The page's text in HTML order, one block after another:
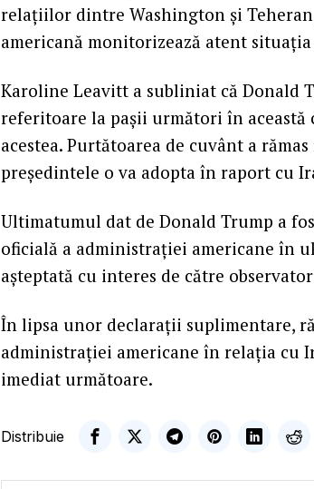
relațiilor dintre Washington și
americană monitorizează atent
Karoline Leavitt a subliniat că Donald
referitoare la pașii următori în această
acestea. Purtătoarea de cuvânt a
președintele o va adopta în raport cu
Ultimatumul dat de Donald Trump a
oficială a administrației americane în
așteptată cu interes de către
În lipsa unor declarații suplimentare,
administrației americane în relația cu
imediat următoare.
Distribuie